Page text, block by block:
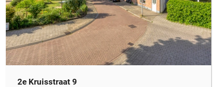
2e Kruisstraat 9